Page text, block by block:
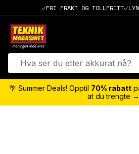
FRI FRAKT OG TOLLFRITT
🌴 Summer Deals! Opptil 70% rabatt
at du trengte →